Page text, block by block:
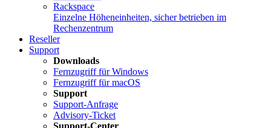
Rackspace
Einzelne Höheneinheiten, sicher betrieben im
Rechenzentrum
Reseller
Support
Downloads
Fernzugriff für Windows
Fernzugriff für macOS
Support
Support-Anfrage
Advisory-Ticket
Support-Center